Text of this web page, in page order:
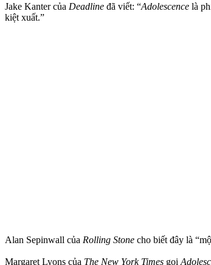
Jake Kanter của Deadline đã viết: “Adolescence là
kiệt xuất.”
Alan Sepinwall của Rolling Stone cho biết đây là
Margaret Lyons của The New York Times gọi